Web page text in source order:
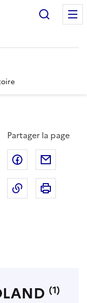
Partager la page
Partager sur
Copier dans
(1)